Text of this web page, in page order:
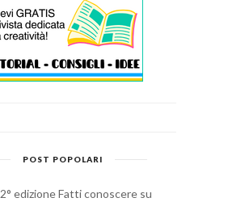
POST POPOLARI
2° edizione Fatti conoscere su